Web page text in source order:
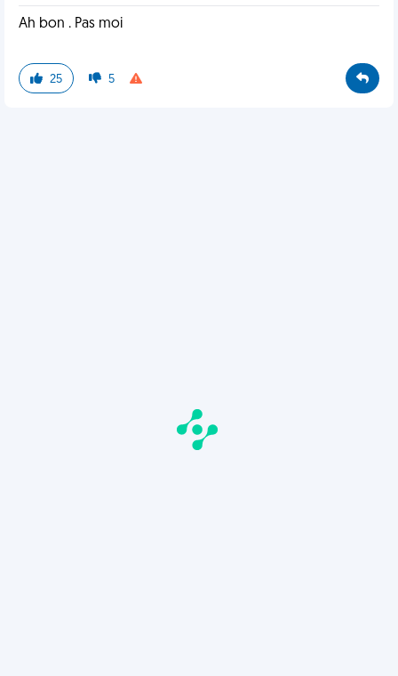
Ah bon . Pas moi
25 5